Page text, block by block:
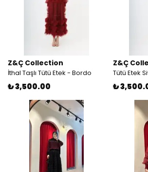
Z&Ç Collection
İthal Taşlı Tütü Etek - Bordo
₺ 3,500.00
Z&Ç
Tütü Etek
₺